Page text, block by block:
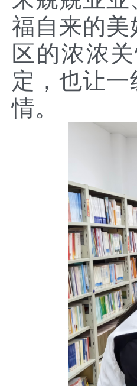
福自来的
区的浓浓
定，也让
情。